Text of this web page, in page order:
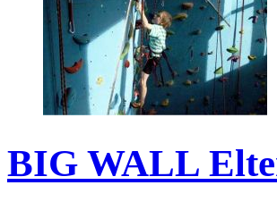
BIG WALL